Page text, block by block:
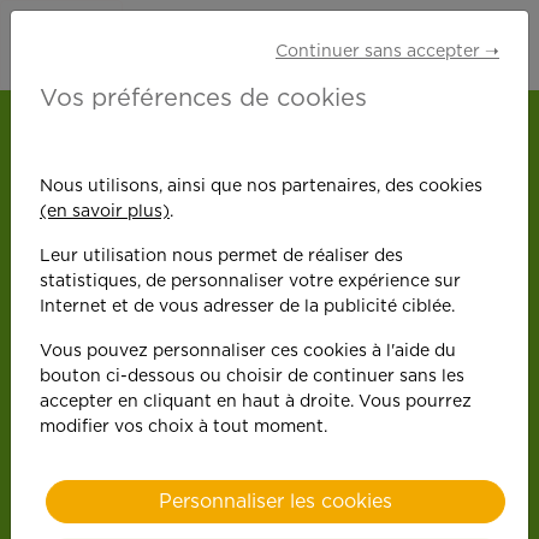
Retour
Assistante
de vie
Savenay
Temps partiel
Continuer sans accepter ➝
Vos préférences de cookies
Nous utilisons, ainsi que nos partenaires, des cookies
(en savoir plus).
Leur utilisation nous permet de réaliser des
statistiques, de personnaliser votre expérience sur
Internet et de vous adresser de la publicité ciblée.
Vous pouvez personnaliser ces cookies à l'aide du
bouton ci-dessous ou choisir de continuer sans les
accepter en cliquant en haut à droite. Vous pourrez
modifier vos choix à tout moment.
Personnaliser les cookies